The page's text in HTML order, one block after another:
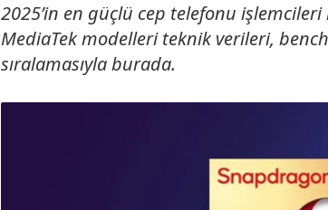
2025’in en güçlü cep telefonu
MediaTek modelleri teknik verileri,
sıralamasıyla burada.